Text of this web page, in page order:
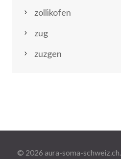
zollikofen
zug
zuzgen
© 2026 aura-soma-schweiz.ch